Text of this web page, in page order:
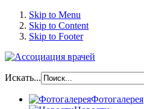
Skip to Menu
Skip to Content
Skip to Footer
Искать...
Фотогалерея